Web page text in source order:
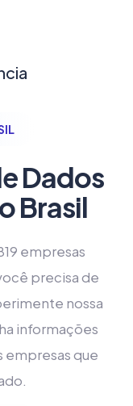
Dados
Brasil
empresas
precisa de
nossa
informações
empresas que